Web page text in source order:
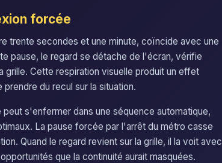
forcée
trente secondes et une minute, coïncide avec une
pause, le regard se détache de l'écran, vérifie
Cette respiration visuelle produit un effet
du recul sur la situation.
s'enfermer dans une séquence automatique,
La pause forcée par l'arrêt du métro casse
Quand le regard revient sur la grille, il la voit avec
que la continuité aurait masquées.